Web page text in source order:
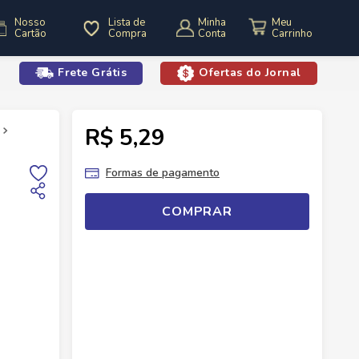
Nosso
Cartão
Lista de
Compra
Minha
Conta
Frete Grátis Ofertas do Jornal
Polpa De Frutas Congelada Polpa Fruta Brasfrut 100g Abacaxi
R$ 5,29
Formas de pagamento
COMPRAR